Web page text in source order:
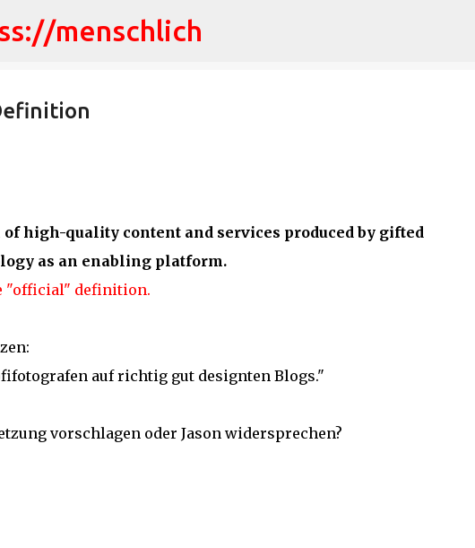
Direkt zum Hauptbereich
menschlich
of high-quality content and services produced by gifted
as an enabling platform.
"official" definition.
auf richtig gut designten Blogs."
vorschlagen oder Jason widersprechen?